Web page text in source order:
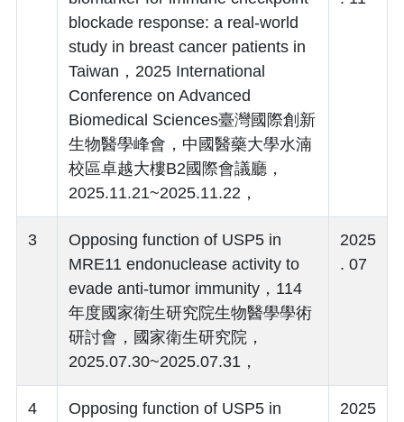
blockade response: a real-world
study in breast cancer patients in
Taiwan，2025 International
Conference on Advanced
Biomedical Sciences臺灣國際創新
生物醫學峰會，中國醫藥大學水湳
校區卓越大樓B2國際會議廳，
2025.11.21~2025.11.22，
3
Opposing function of USP5 in
MRE11 endonuclease activity to
evade anti-tumor immunity，114
年度國家衛生研究院生物醫學學術
研討會，國家衛生研究院，
2025.07.30~2025.07.31，
2025
. 07
4
Opposing function of USP5 in
2025